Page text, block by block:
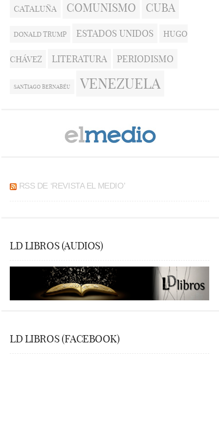
CATALUÑA COMUNISMO CUBA
DONALD TRUMP ESTADOS UNIDOS HUGO
CHÁVEZ LITERATURA PERIODISMO
SANTIAGO BERNABÉU VENEZUELA
RSS DE ‘REVISTA EL MEDIO’
LD LIBROS (AUDIOS)
LD LIBROS (FACEBOOK)